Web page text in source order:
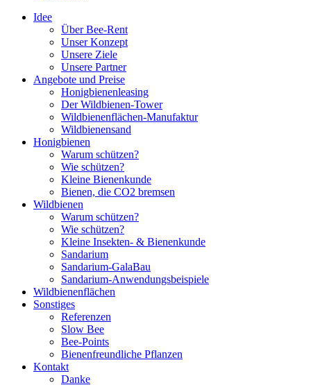
Idee
Über Bee-Rent
Unser Konzept
Unsere Ziele
Unsere Partner
Angebote und Preise
Honigbienenleasing
Der Wildbienen-Tower
Wildbienenflächen-Manufaktur
Wildbienensand
Honigbienen
Warum schützen?
Wie schützen?
Kleine Bienenkunde
Bienen, die CO2 bremsen
Wildbienen
Warum schützen?
Wie schützen?
Kleine Insekten- & Bienenkunde
Sandarium
Sandarium-GalaBau
Sandarium-Anwendungsbeispiele
Wildbienenflächen
Sonstiges
Referenzen
Slow Bee
Bee-Points
Bienenfreundliche Pflanzen
Kontakt
Danke